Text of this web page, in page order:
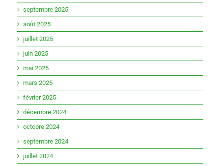
septembre 2025
août 2025
juillet 2025
juin 2025
mai 2025
mars 2025
février 2025
décembre 2024
octobre 2024
septembre 2024
juillet 2024